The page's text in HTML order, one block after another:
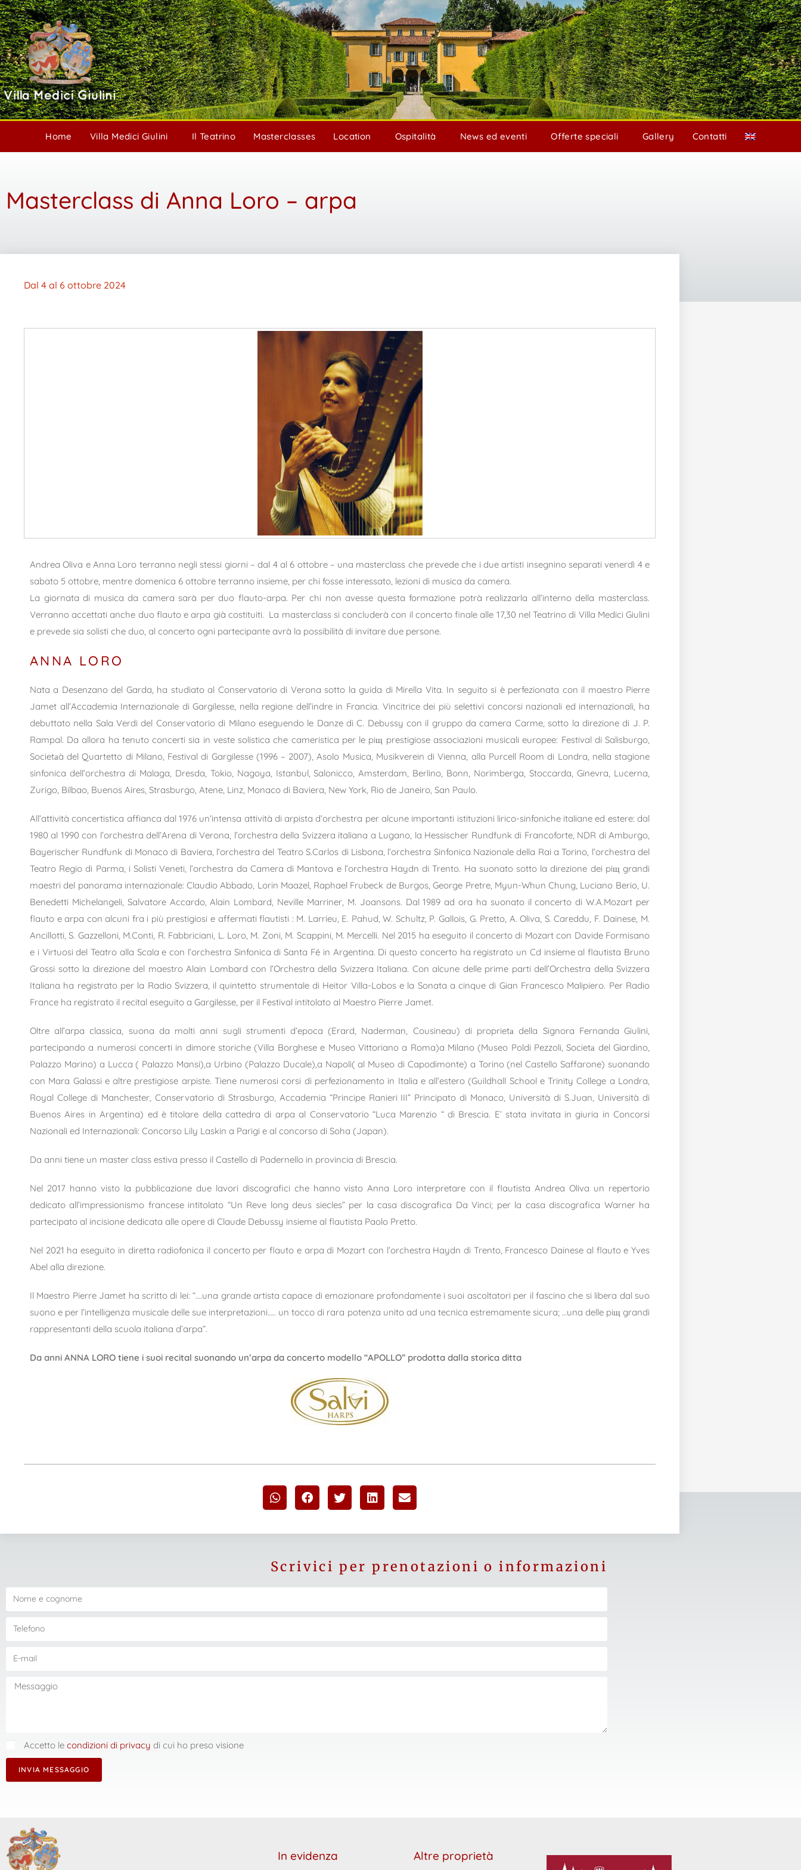
Home Villa Medici Giulini Il Teatrino Masterclasses Location Ospitalità News ed eventi Offerte speciali Gallery Contatti
Masterclass di Anna Loro – arpa
Dal 4 al 6 ottobre 2024
Andrea Oliva e Anna Loro terranno negli stessi giorni – dal 4 al 6 ottobre – una masterclass che prevede che i due artisti insegnino separati venerdì 4 e
sabato 5 ottobre, mentre domenica 6 ottobre terranno insieme, per chi fosse interessato, lezioni di musica da camera.
La giornata di musica da camera sarà per duo flauto-arpa. Per chi non avesse questa formazione potrà realizzarla all’interno della masterclass.
Verranno accettati anche duo flauto e arpa già costituiti. La masterclass si concluderà con il concerto finale alle 17,30 nel Teatrino di Villa Medici Giulini
e prevede sia solisti che duo, al concerto ogni partecipante avrà la possibilità di invitare due persone.
ANNA LORO
Nata a Desenzano del Garda, ha studiato al Conservatorio di Verona sotto la guida di Mirella Vita. In seguito si è perfezionata con il maestro Pierre
Jamet all’Accademia Internazionale di Gargilesse, nella regione dell’indre in Francia. Vincitrice dei più selettivi concorsi nazionali ed internazionali, ha
debuttato nella Sala Verdi del Conservatorio di Milano eseguendo le Danze di C. Debussy con il gruppo da camera Carme, sotto la direzione di J. P.
Rampal. Da allora ha tenuto concerti sia in veste solistica che cameristica per le piщ prestigiose associazioni musicali europee: Festival di Salisburgo,
Societаà del Quartetto di Milano, Festival di Gargilesse (1996 – 2007), Asolo Musica, Musikverein di Vienna, alla Purcell Room di Londra, nella stagione
sinfonica dell’orchestra di Malaga, Dresda, Tokio, Nagoya, Istanbul, Salonicco, Amsterdam, Berlino, Bonn, Norimberga, Stoccarda, Ginevra, Lucerna,
Zurigo, Bilbao, Buenos Aires, Strasburgo, Atene, Linz, Monaco di Baviera, New York, Rio de Janeiro, San Paulo.
All’attività concertistica affianca dal 1976 un’intensa attività di arpista d’orchestra per alcune importanti istituzioni lirico-sinfoniche italiane ed estere: dal
1980 al 1990 con l’orchestra dell’Arena di Verona, l’orchestra della Svizzera italiana a Lugano, la Hessischer Rundfunk di Francoforte, NDR di Amburgo,
Bayerischer Rundfunk di Monaco di Baviera, l’orchestra del Teatro S.Carlos di Lisbona, l’orchestra Sinfonica Nazionale della Rai a Torino, l’orchestra del
Teatro Regio di Parma, i Solisti Veneti, l’orchestra da Camera di Mantova e l’orchestra Haydn di Trento. Ha suonato sotto la direzione dei piщ grandi
maestri del panorama internazionale: Claudio Abbado, Lorin Maazel, Raphael Frubeck de Burgos, George Pretre, Myun-Whun Chung, Luciano Berio, U.
Benedetti Michelangeli, Salvatore Accardo, Alain Lombard, Neville Marriner, M. Joansons. Dal 1989 ad ora ha suonato il concerto di W.A.Mozart per
flauto e arpa con alcuni fra i più prestigiosi e affermati flautisti : M. Larrieu, E. Pahud, W. Schultz, P. Gallois, G. Pretto, A. Oliva, S. Careddu, F. Dainese, M.
Ancillotti, S. Gazzelloni, M.Conti, R. Fabbriciani, L. Loro, M. Zoni, M. Scappini, M. Mercelli. Nel 2015 ha eseguito il concerto di Mozart con Davide Formisano
e i Virtuosi del Teatro alla Scala e con l’orchestra Sinfonica di Santa Fé in Argentina. Di questo concerto ha registrato un Cd insieme al flautista Bruno
Grossi sotto la direzione del maestro Alain Lombard con l’Orchestra della Svizzera Italiana. Con alcune delle prime parti dell’Orchestra della Svizzera
Italiana ha registrato per la Radio Svizzera, il quintetto strumentale di Heitor Villa-Lobos e la Sonata a cinque di Gian Francesco Malipiero. Per Radio
France ha registrato il recital eseguito a Gargilesse, per il Festival intitolato al Maestro Pierre Jamet.
Oltre all’arpa classica, suona da molti anni sugli strumenti d’epoca (Erard, Naderman, Cousineau) di proprietа della Signora Fernanda Giulini,
partecipando a numerosi concerti in dimore storiche (Villa Borghese e Museo Vittoriano a Roma)a Milano (Museo Poldi Pezzoli, Societа del Giardino,
Palazzo Marino) a Lucca ( Palazzo Mansi),a Urbino (Palazzo Ducale),a Napoli( al Museo di Capodimonte) a Torino (nel Castello Saffarone) suonando
con Mara Galassi e altre prestigiose arpiste. Tiene numerosi corsi di perfezionamento in Italia e all’estero (Guildhall School e Trinity College a Londra,
Royal College di Manchester, Conservatorio di Strasburgo, Accademia “Principe Ranieri III” Principato di Monaco, Università di S.Juan, Università di
Buenos Aires in Argentina) ed è titolare della cattedra di arpa al Conservatorio “Luca Marenzio “ di Brescia. E’ stata invitata in giuria in Concorsi
Nazionali ed Internazionali: Concorso Lily Laskin a Parigi e al concorso di Soha (Japan).
Da anni tiene un master class estiva presso il Castello di Padernello in provincia di Brescia.
​Nel 2017 hanno visto la pubblicazione due lavori discografici che hanno visto Anna Loro interpretare con il flautista Andrea Oliva un repertorio
dedicato all’impressionismo francese intitolato “Un Reve long deus siecles” per la casa discografica Da Vinci; per la casa discografica Warner ha
partecipato al incisione dedicata alle opere di Claude Debussy insieme al flautista Paolo Pretto.
Nel 2021 ha eseguito in diretta radiofonica il concerto per flauto e arpa di Mozart con l’orchestra Haydn di Trento, Francesco Dainese al flauto e Yves
Abel alla direzione.
​Il Maestro Pierre Jamet ha scritto di lei: “….una grande artista capace di emozionare profondamente i suoi ascoltatori per il fascino che si libera dal suo
suono e per l’intelligenza musicale delle sue interpretazioni….. un tocco di rara potenza unito ad una tecnica estremamente sicura; …una delle piщ grandi
rappresentanti della scuola italiana d’arpa”.
Da anni ANNA LORO tiene i suoi recital suonando un’arpa da concerto modello “APOLLO” prodotta dalla storica ditta
Scrivici per prenotazioni o informazioni
Accetto le condizioni di privacy di cui ho preso visione
INVIA MESSAGGIO
In evidenza Altre proprietà